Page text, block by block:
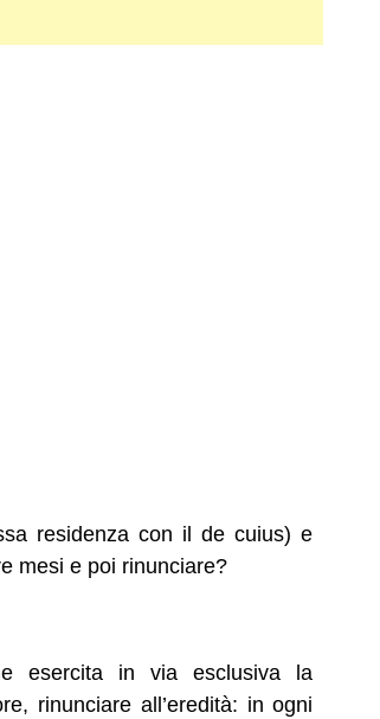
residenza con il de cuius) e
mesi e poi rinunciare?
esercita in via esclusiva la
rinunciare all’eredità: in ogni